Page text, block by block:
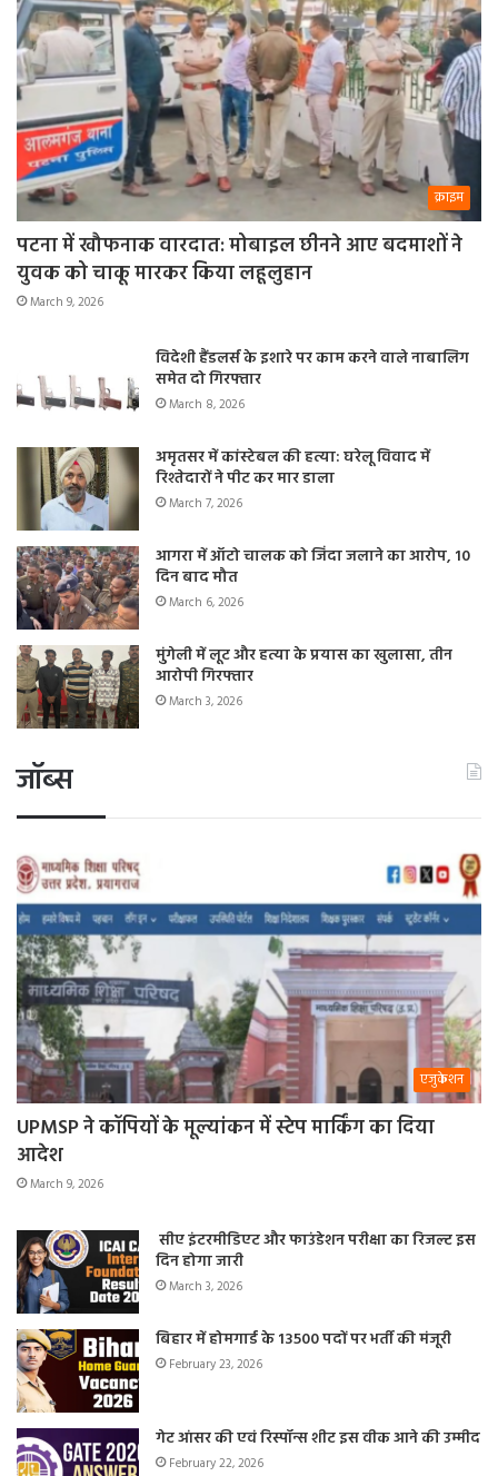
क्राइम
पटना में खौफनाक वारदात: मोबाइल छीनने आए बदमाशों ने
युवक को चाकू मारकर किया लहूलुहान
March 9, 2026
विदेशी हैंडलर्स के इशारे पर काम करने वाले नाबालिग
समेत दो गिरफ्तार
March 8, 2026
अमृतसर में कांस्टेबल की हत्या: घरेलू विवाद में
रिश्तेदारों ने पीट कर मार डाला
March 7, 2026
आगरा में ऑटो चालक को जिंदा जलाने का आरोप, 10
दिन बाद मौत
March 6, 2026
मुंगेली में लूट और हत्या के प्रयास का खुलासा, तीन
आरोपी गिरफ्तार
March 3, 2026
जॉब्स
एजुकेशन
UPMSP ने कॉपियों के मूल्यांकन में स्टेप मार्किंग का दिया
आदेश
March 9, 2026
सीए इंटरमीडिएट और फाउंडेशन परीक्षा का रिजल्ट इस
दिन होगा जारी
March 3, 2026
बिहार में होमगार्ड के 13500 पदों पर भर्ती की मंजूरी
February 23, 2026
गेट आंसर की एवं रिस्पॉन्स शीट इस वीक आने की उम्मीद
February 22, 2026